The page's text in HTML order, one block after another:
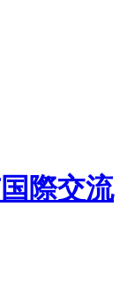
際交流